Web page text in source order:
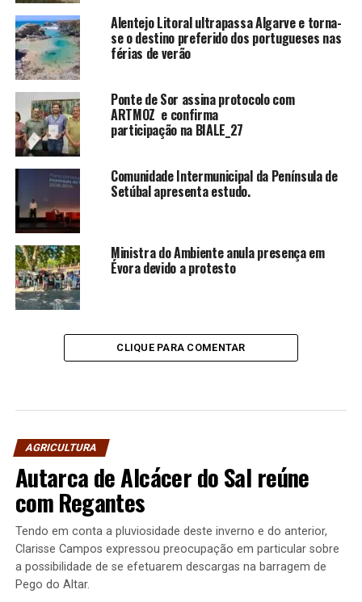
Alentejo Litoral ultrapassa Algarve e torna-
se o destino preferido dos portugueses nas
férias de verão
Ponte de Sor assina protocolo com
ARTMOZ e confirma
participação na BIALE_27
Comunidade Intermunicipal da Península de
Setúbal apresenta estudo.
Ministra do Ambiente anula presença em
Évora devido a protesto
CLIQUE PARA COMENTAR
AGRICULTURA
Autarca de Alcácer do Sal reúne
com Regantes
Tendo em conta a pluviosidade deste inverno e do anterior,
Clarisse Campos expressou preocupação em particular sobre
a possibilidade de se efetuarem descargas na barragem de
Pego do Altar.